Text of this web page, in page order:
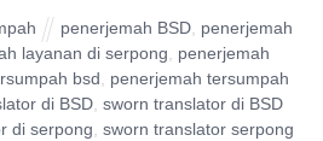
penerjemah BSD penerjemah
layanan di serpong, penerjemah
bsd , penerjemah tersumpah
di BSD, sworn translator di BSD
di serpong, sworn translator serpong